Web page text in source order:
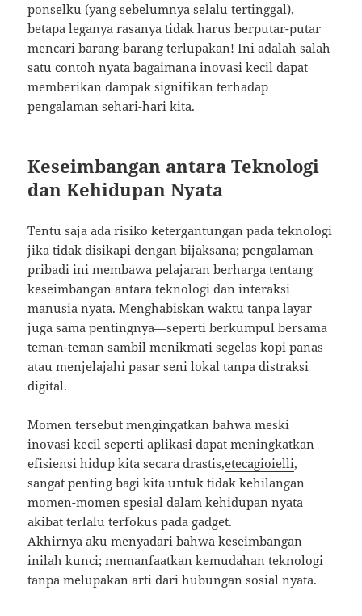
ponselku (yang sebelumnya selalu tertinggal),
betapa leganya rasanya tidak harus berputar-putar
mencari barang-barang terlupakan! Ini adalah salah
satu contoh nyata bagaimana inovasi kecil dapat
memberikan dampak signifikan terhadap
pengalaman sehari-hari kita.
Keseimbangan antara Teknologi
dan Kehidupan Nyata
Tentu saja ada risiko ketergantungan pada teknologi
jika tidak disikapi dengan bijaksana; pengalaman
pribadi ini membawa pelajaran berharga tentang
keseimbangan antara teknologi dan interaksi
manusia nyata. Menghabiskan waktu tanpa layar
juga sama pentingnya—seperti berkumpul bersama
teman-teman sambil menikmati segelas kopi panas
atau menjelajahi pasar seni lokal tanpa distraksi
digital.
Momen tersebut mengingatkan bahwa meski
inovasi kecil seperti aplikasi dapat meningkatkan
efisiensi hidup kita secara drastis,etecagioielli,
sangat penting bagi kita untuk tidak kehilangan
momen-momen spesial dalam kehidupan nyata
akibat terlalu terfokus pada gadget.
Akhirnya aku menyadari bahwa keseimbangan
inilah kunci; memanfaatkan kemudahan teknologi
tanpa melupakan arti dari hubungan sosial nyata.